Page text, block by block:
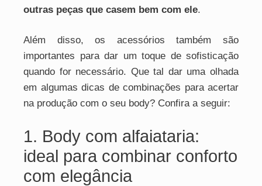
outras peças que casem bem com ele.
Além disso, os acessórios também são
importantes para dar um toque de sofisticação
quando for necessário. Que tal dar uma olhada
em algumas dicas de combinações para acertar
na produção com o seu body? Confira a seguir:
1. Body com alfaiataria:
ideal para combinar conforto
com elegância